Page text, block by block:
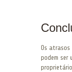
Os atrasos
podem ser